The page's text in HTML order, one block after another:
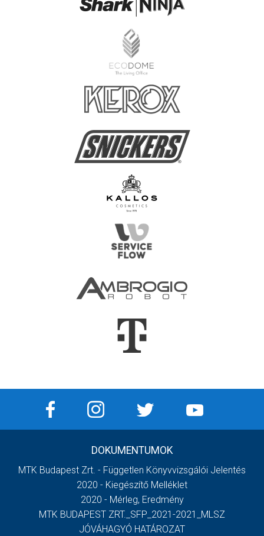
DOKUMENTUMOK
MTK Budapest Zrt. - Független Könyvvizsgálói Jelentés
2020 - Kiegészítő Melléklet
2020 - Mérleg, Eredmény
MTK BUDAPEST ZRT._SFP_2021-2021_MLSZ
JÓVÁHAGYÓ HATÁROZAT